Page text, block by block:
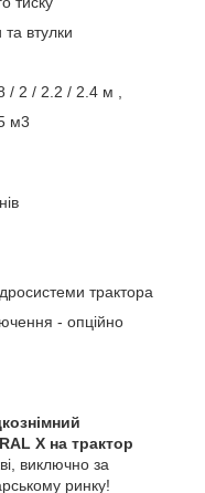
втулки
/ 2 / 2.2 / 2.4 м ,
м3
трактора
- опційно
X на трактор
виключно за
ринку!